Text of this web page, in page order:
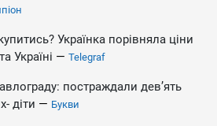
Українка порівняла ціни
Україні — Telegraf
постраждали дев’ять
діти — Букви